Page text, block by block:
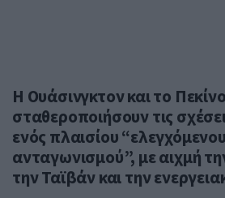
Η Ουάσινγκτον και το
σταθεροποιήσουν τις
ενός πλαισίου “ελεγχόμενου
ανταγωνισμού”, με αιχμή
την Ταϊβάν και την